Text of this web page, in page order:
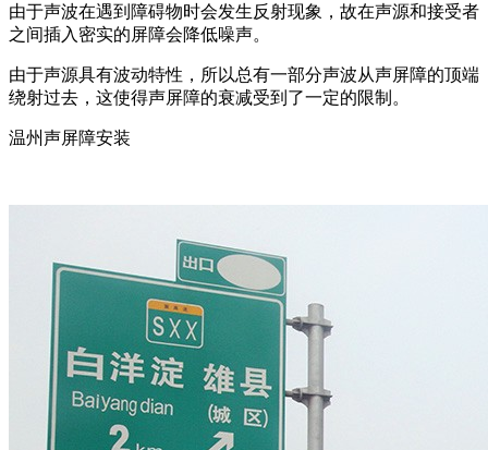
由于声波在遇到障碍物时会发生反射现象，故在声源和接受者
之间插入密实的屏障会降低噪声。
由于声源具有波动特性，所以总有一部分声波从声屏障的顶端
绕射过去，这使得声屏障的衰减受到了一定的限制。
温州声屏障安装